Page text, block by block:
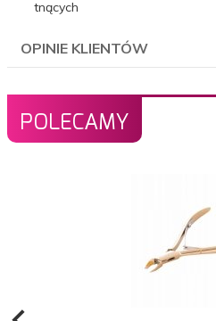
tnących
OPINIE KLIENTÓW
POLECAMY